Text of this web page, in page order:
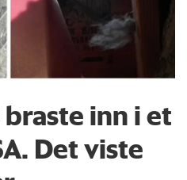
inn i et
Det viste